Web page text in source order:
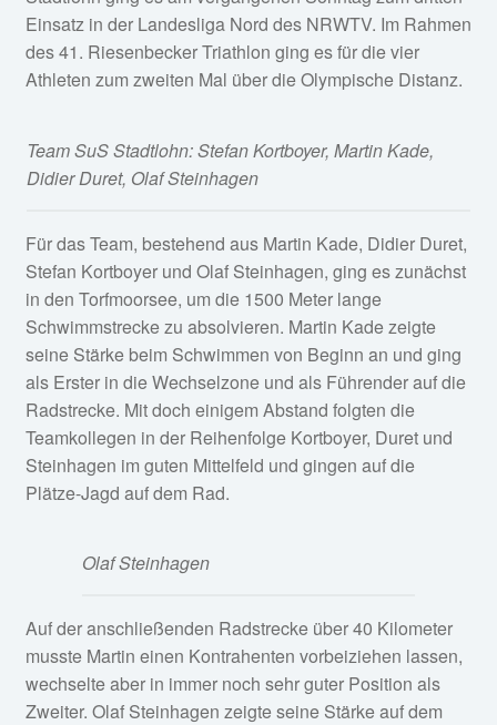
Einsatz in der Landesliga Nord des NRWTV. Im Rahmen
des 41. Riesenbecker Triathlon ging es für die vier
Athleten zum zweiten Mal über die Olympische Distanz.
Team SuS Stadtlohn: Stefan Kortboyer, Martin Kade,
Didier Duret, Olaf Steinhagen
Für das Team, bestehend aus Martin Kade, Didier Duret,
Stefan Kortboyer und Olaf Steinhagen, ging es zunächst
in den Torfmoorsee, um die 1500 Meter lange
Schwimmstrecke zu absolvieren. Martin Kade zeigte
seine Stärke beim Schwimmen von Beginn an und ging
als Erster in die Wechselzone und als Führender auf die
Radstrecke. Mit doch einigem Abstand folgten die
Teamkollegen in der Reihenfolge Kortboyer, Duret und
Steinhagen im guten Mittelfeld und gingen auf die
Plätze-Jagd auf dem Rad.
Olaf Steinhagen
Auf der anschließenden Radstrecke über 40 Kilometer
musste Martin einen Kontrahenten vorbeiziehen lassen,
wechselte aber in immer noch sehr guter Position als
Zweiter. Olaf Steinhagen zeigte seine Stärke auf dem